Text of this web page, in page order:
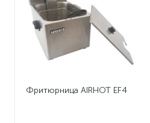
Фритюрница AIRHOT EF4